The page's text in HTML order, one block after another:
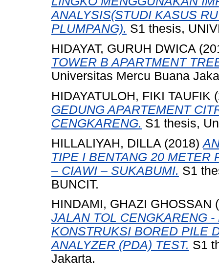
ANALYSIS(STUDI KASUS
PLUMPANG). S1 thesis,
HIDAYAT, GURUH DWICA
TOWER B APARTMENT
Universitas Mercu Buana
HIDAYATULOH, FIKI TAUFIK
GEDUNG APARTEMENT
CENGKARENG. S1 thesis,
HILLALIYAH, DILLA (2018)
TIPE I BENTANG 20 METER
– CIAWI – SUKABUMI. S1
BUNCIT.
HINDAMI, GHAZI GHOSSAN
JALAN TOL CENGKARENG
KONSTRUKSI BORED PILE
ANALYZER (PDA) TEST. S1
Jakarta.